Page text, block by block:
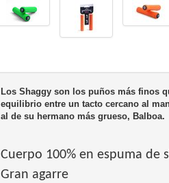
Los Shaggy son los puños más finos
equilibrio entre un tacto cercano al
al de su hermano más grueso, Balboa.
Cuerpo 100% en espuma de
Gran agarre